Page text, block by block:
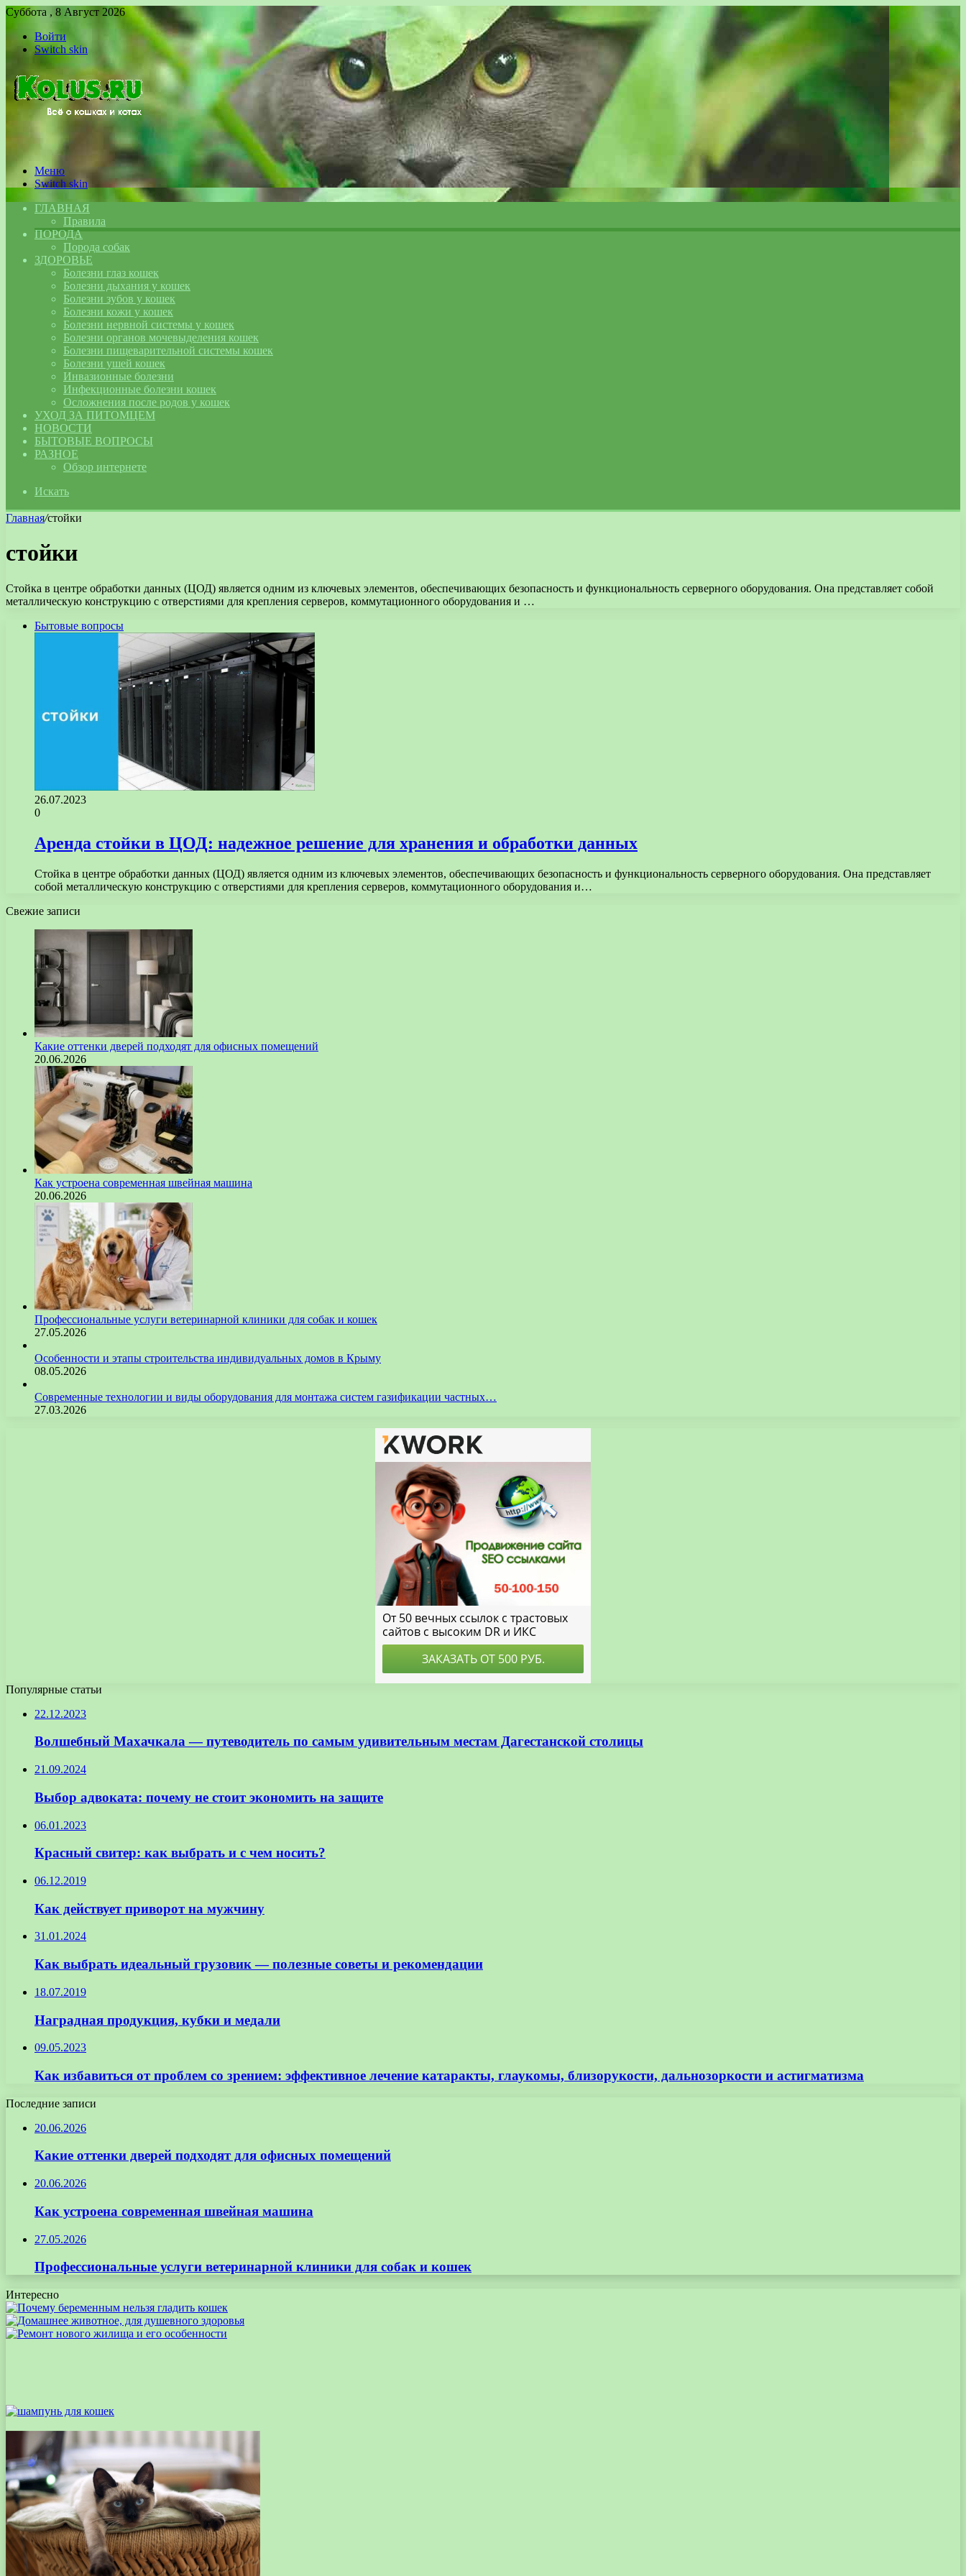
Суббота , 8 Август 2026
Войти
Switch skin
Меню
Switch skin
ГЛАВНАЯ
Правила
ПОРОДА
Порода собак
ЗДОРОВЬЕ
Болезни глаз кошек
Болезни дыхания у кошек
Болезни зубов у кошек
Болезни кожи у кошек
Болезни нервной системы у кошек
Болезни органов мочевыделения кошек
Болезни пищеварительной системы кошек
Болезни ушей кошек
Инвазионные болезни
Инфекционные болезни кошек
Осложнения после родов у кошек
УХОД ЗА ПИТОМЦЕМ
НОВОСТИ
БЫТОВЫЕ ВОПРОСЫ
РАЗНОЕ
Обзор интернете
Искать
Главная/стойки
стойки
Стойка в центре обработки данных (ЦОД) является одним из ключевых элементов, обеспечивающих безопасность и функциональность серверного оборудования. Она представляет собой
металлическую конструкцию с отверстиями для крепления серверов, коммутационного оборудования и …
Бытовые вопросы
26.07.2023
0
Аренда стойки в ЦОД: надежное решение для хранения и обработки данных
Стойка в центре обработки данных (ЦОД) является одним из ключевых элементов, обеспечивающих безопасность и функциональность серверного оборудования. Она представляет
собой металлическую конструкцию с отверстиями для крепления серверов, коммутационного оборудования и…
Свежие записи
Какие оттенки дверей подходят для офисных помещений
20.06.2026
Как устроена современная швейная машина
20.06.2026
Профессиональные услуги ветеринарной клиники для собак и кошек
27.05.2026
Особенности и этапы строительства индивидуальных домов в Крыму
08.05.2026
Современные технологии и виды оборудования для монтажа систем газификации частных…
27.03.2026
Популярные статьи
22.12.2023
Волшебный Махачкала — путеводитель по самым удивительным местам Дагестанской столицы
21.09.2024
Выбор адвоката: почему не стоит экономить на защите
06.01.2023
Красный свитер: как выбрать и с чем носить?
06.12.2019
Как действует приворот на мужчину
31.01.2024
Как выбрать идеальный грузовик — полезные советы и рекомендации
18.07.2019
Наградная продукция, кубки и медали
09.05.2023
Как избавиться от проблем со зрением: эффективное лечение катаракты, глаукомы, близорукости, дальнозоркости и астигматизма
Последние записи
20.06.2026
Какие оттенки дверей подходят для офисных помещений
20.06.2026
Как устроена современная швейная машина
27.05.2026
Профессиональные услуги ветеринарной клиники для собак и кошек
Интересно